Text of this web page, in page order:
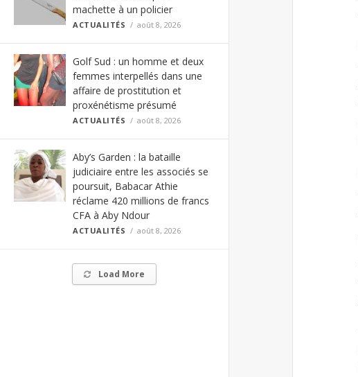
machette à un policier
ACTUALITÉS août 8, 2026
Golf Sud : un homme et deux
femmes interpellés dans une
affaire de prostitution et
proxénétisme présumé
ACTUALITÉS août 8, 2026
Aby’s Garden : la bataille
judiciaire entre les associés se
poursuit, Babacar Athie
réclame 420 millions de francs
CFA à Aby Ndour
ACTUALITÉS août 8, 2026
Load More